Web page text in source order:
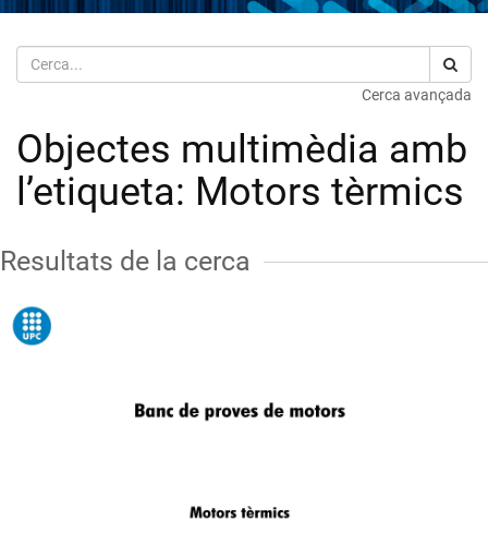
Cerca
Cerca avançada
Objectes multimèdia amb
l’etiqueta: Motors tèrmics
Resultats de la cerca